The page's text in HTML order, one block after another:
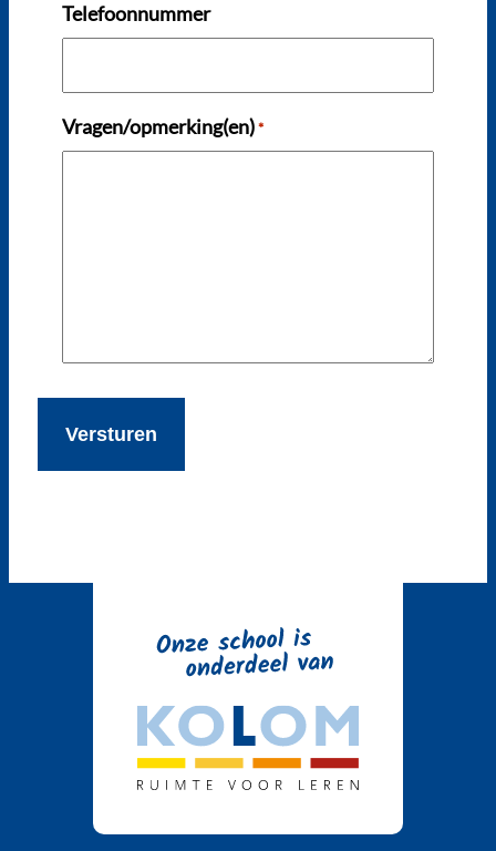
Telefoonnummer
Vragen/opmerking(en) *